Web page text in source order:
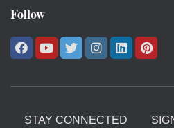
h
f
o
Follow
STAY CONNECTED